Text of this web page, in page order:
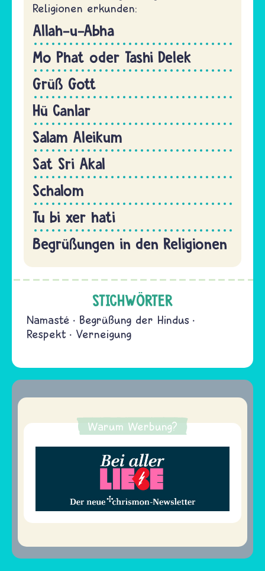
Religionen erkunden:
Allah-u-Abha
Mo Phat oder Tashi Delek
Grüß Gott
Hü Canlar
Salam Aleikum
Sat Sri Akal
Schalom
Tu bi xer hati
Begrüßungen in den Religionen
STICHWÖRTER
Namasté
Begrüßung der Hindus
Respekt
Verneigung
Warum Werbung?